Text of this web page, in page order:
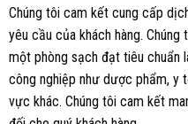
Chúng tôi cam kết cung cấp
yêu cầu của khách hàng.
một phòng sạch đạt tiêu chuẩn
công nghiệp như dược phẩm, y
vực khác. Chúng tôi cam kết